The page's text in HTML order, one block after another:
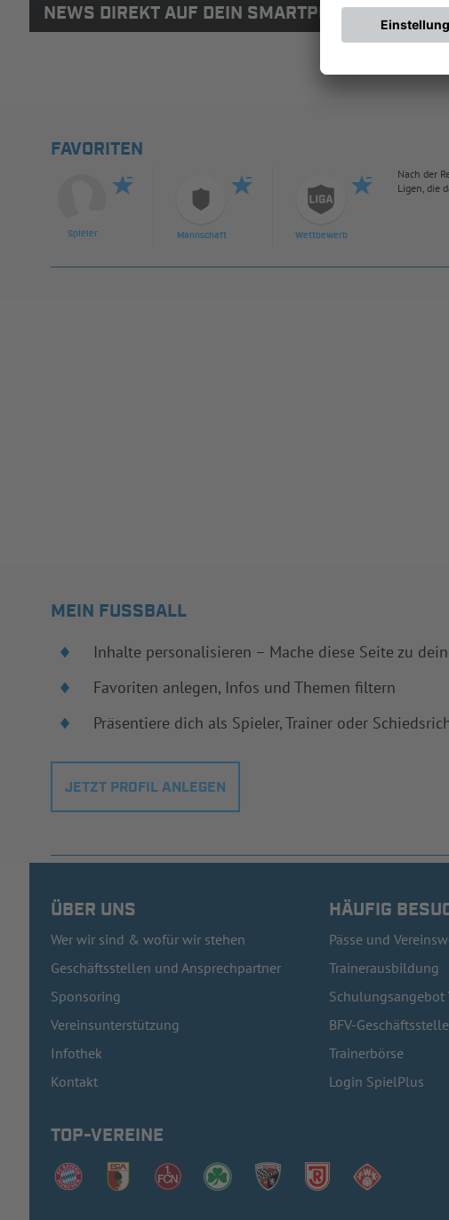
NEWS DIREKT AUF DEIN SMARTPHONE:
FAVORITEN
Spieler Mannschaft Wettbewerb
Nach der
Ligen, die
MEIN FUSSBALL
Inhalte personalisieren – Mache diese Seite zu
Favoriten anlegen, Infos und Themen filtern
Präsentiere dich als Spieler, Trainer oder
JETZT PROFIL ANLEGEN
ÜBER UNS
Wer wir sind & wofür wir stehen
Geschäftsstellen und Ansprechpartner
Sponsoring
Vereinsunterstützung
Infothek
Kontakt
HÄUFIG
Pässe und
Trainerausbildung
Schulungsangebot
BFV-
Trainerbörse
Login SpielPlus
TOP-VEREINE